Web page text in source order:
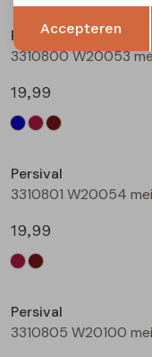
Persival
19,99
Persival
19,99
Persival
Terug
Accepteren